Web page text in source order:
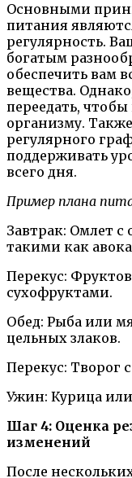
Основными
питания
регулярность.
богатым
обеспечить вам
вещества.
переедать,
организму.
регулярного
поддерживать
всего дня.
Пример плана
Завтрак: Омлет
такими как
Перекус:
сухофруктами.
Обед: Рыба или
цельных злаков.
Перекус: Творог
Ужин: Курица
Шаг 4: Оценка
изменений
После